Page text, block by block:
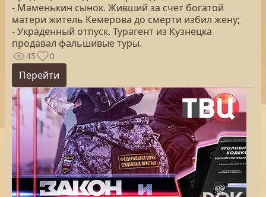
- Маменькин сынок. Живший за счет богатой
матери житель Кемерова до смерти избил жену;
- Украденный отпуск. Турагент из Кузнецка
продавал фальшивые туры.
45 0
Перейти